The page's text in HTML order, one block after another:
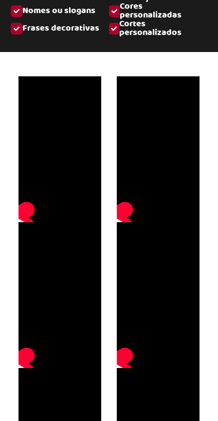
Nomes ou slogans
Cores
personalizadas
Frases decorativas
Cortes
personalizados